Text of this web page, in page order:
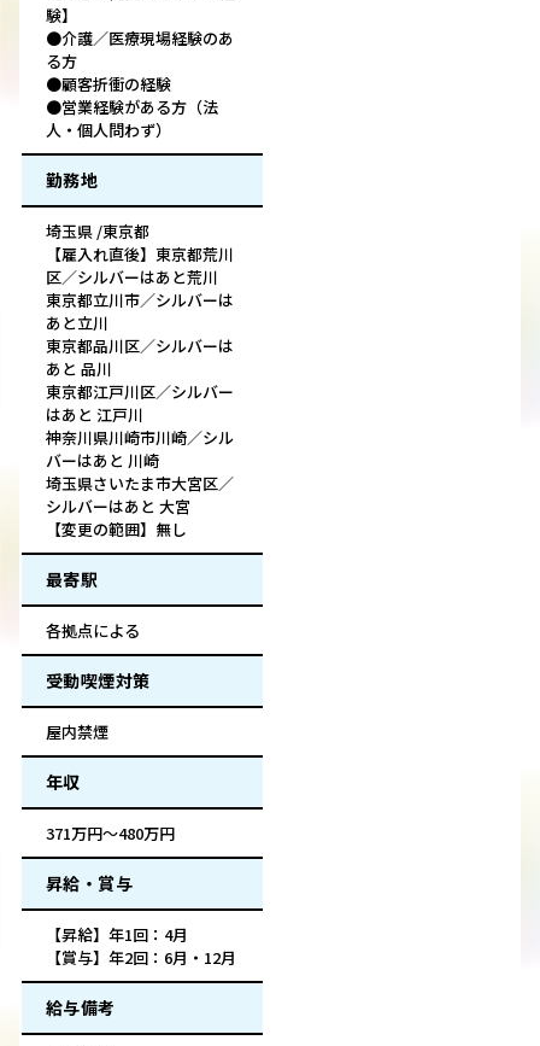
験】
●介護／医療現場経験のあ
る方
●顧客折衝の経験
●営業経験がある方（法
人・個人問わず）
勤務地
埼玉県 /東京都
【雇入れ直後】東京都荒川
区／シルバーはあと荒川
東京都立川市／シルバーは
あと立川
東京都品川区／シルバーは
あと 品川
東京都江戸川区／シルバー
はあと 江戸川
神奈川県川崎市川崎／シル
バーはあと 川崎
埼玉県さいたま市大宮区／
シルバーはあと 大宮
【変更の範囲】無し
最寄駅
各拠点による
受動喫煙対策
屋内禁煙
年収
371万円～480万円
昇給・賞与
【昇給】年1回：4月
【賞与】年2回：6月・12月
給与備考